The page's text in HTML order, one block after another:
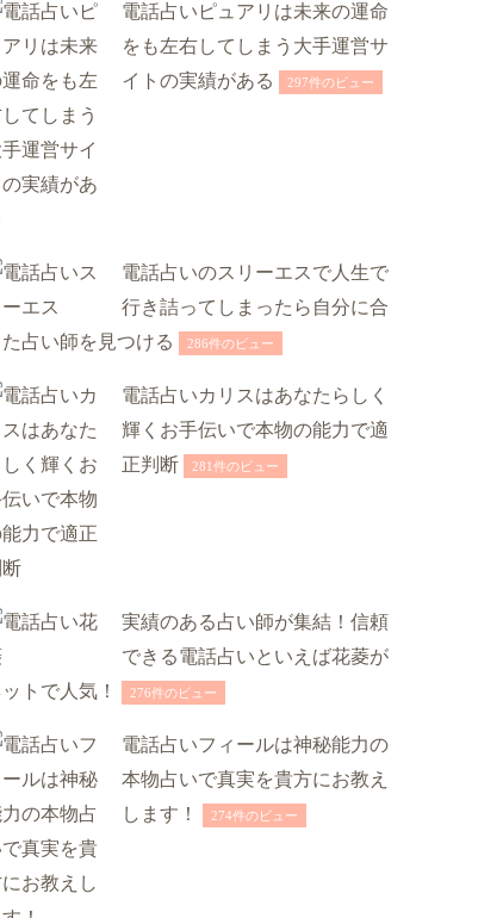
電話占いピュアリは未来の運命
をも左右してしまう大手運営サ
イトの実績がある
297件のビュー
電話占いのスリーエスで人生で
行き詰ってしまったら自分に合
た占い師を見つける
286件のビュー
電話占いカリスはあなたらしく
輝くお手伝いで本物の能力で適
正判断
281件のビュー
実績のある占い師が集結！信頼
できる電話占いといえば花菱が
トで人気！
276件のビュー
電話占いフィールは神秘能力の
本物占いで真実を貴方にお教え
します！
274件のビュー